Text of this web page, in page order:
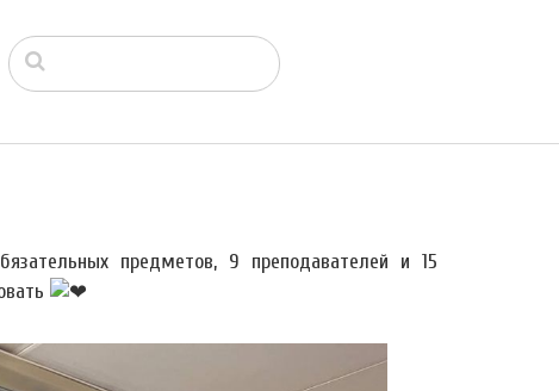
предметов, 9 преподавателей и 15